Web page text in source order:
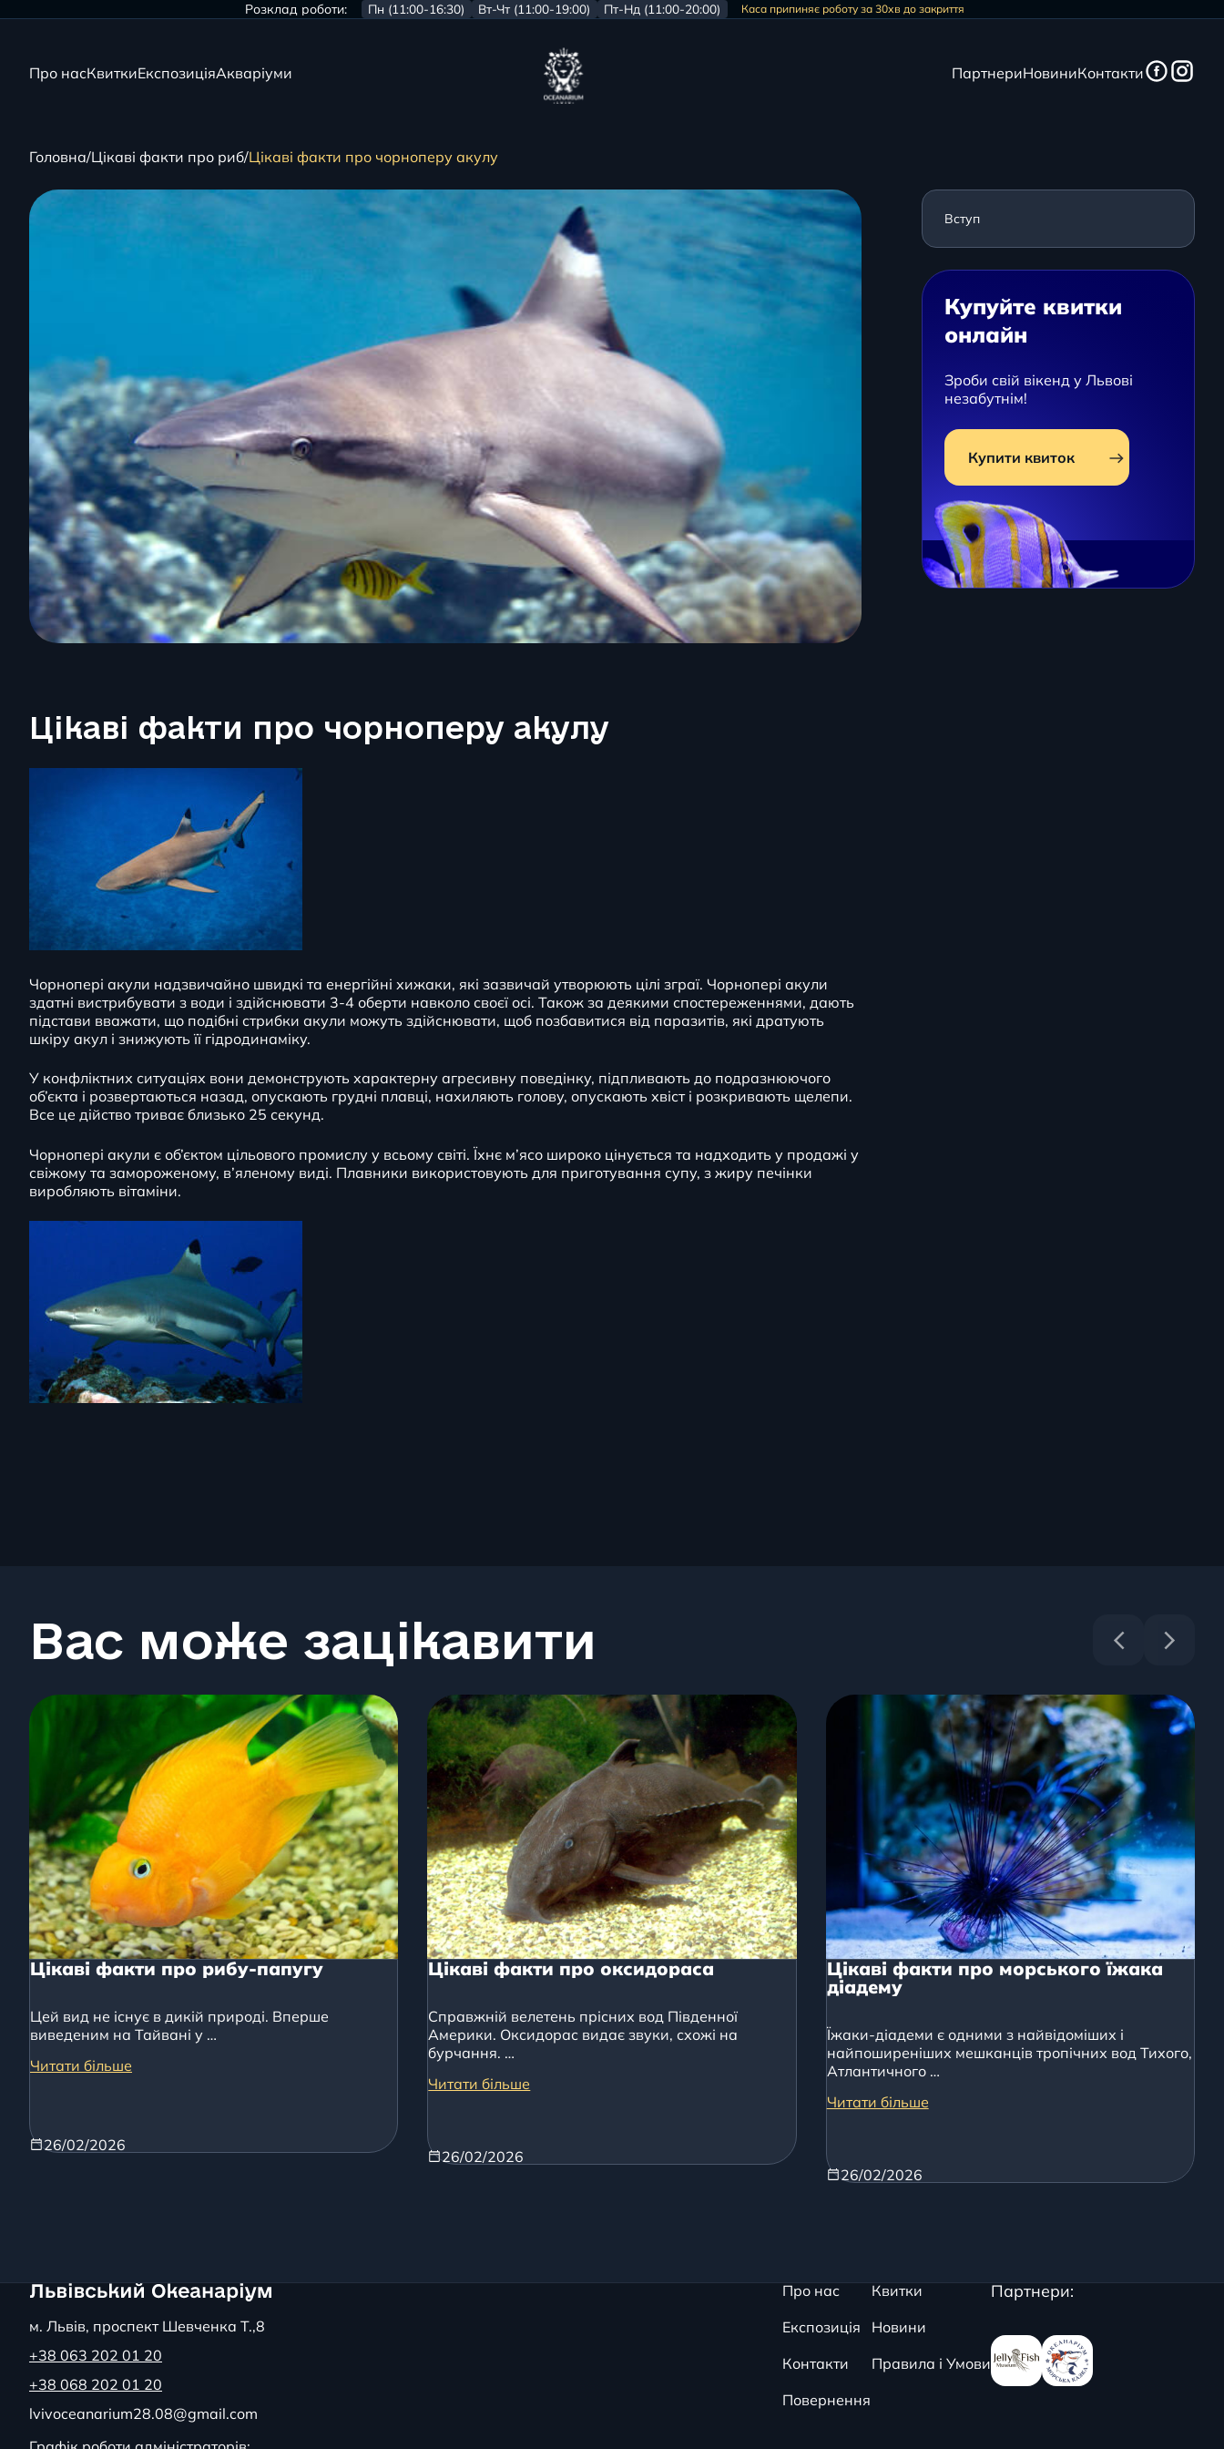
Про насКвиткиЕкспозиціяАкваріуми ПартнериНовиниКонтакти
Розклад роботи: Пн (11:00-16:30) Вт-Чт (11:00-19:00) Пт-Нд (11:00-20:00) Каса припиняє роботу за 30хв до закриття
Головна Цікаві факти про риб Цікаві факти про чорноперу акулу
Цікаві факти про чорноперу акулу
Чорнопері акули надзвичайно швидкі та енергійні хижаки, які зазвичай утворюють цілі зграї. Чорнопері акули
здатні вистрибувати з води і здійснювати 3-4 оберти навколо своєї осі. Також за деякими спостереженнями, дають
підстави вважати, що подібні стрибки акули можуть здійснювати, щоб позбавитися від паразитів, які дратують
шкіру акул і знижують її гідродинаміку.
У конфліктних ситуаціях вони демонструють характерну агресивну поведінку, підпливають до подразнюючого
об’єкта і розвертаються назад, опускають грудні плавці, нахиляють голову, опускають хвіст і розкривають щелепи.
Все це дійство триває близько 25 секунд.
Чорнопері акули є об’єктом цільового промислу у всьому світі. Їхнє м’ясо широко цінується та надходить у продажі у
свіжому та замороженому, в’яленому виді. Плавники використовують для приготування супу, з жиру печінки
виробляють вітаміни.
Вступ
Купуйте квитки
онлайн
Зроби свій вікенд у Львові
незабутнім!
Купити квиток
Вас може зацікавити
Цікаві факти про рибу-папугу
Цей вид не існує в дикій природі. Вперше
виведеним на Тайвані у …
Читати більше
26/02/2026
Цікаві факти про оксидораса
Справжній велетень прісних вод Південної
Америки. Оксидорас видає звуки, схожі на
бурчання. …
Читати більше
26/02/2026
Цікаві факти про морського їжака
діадему
Їжаки-діадеми є одними з найвідоміших і
найпоширеніших мешканців тропічних вод Тихого,
Атлантичного …
Читати більше
26/02/2026
м. Львів, проспект Шевченка Т.,8
+38 063 202 01 20
+38 068 202 01 20
lvivoceanarium28.08@gmail.com
Про нас
Квитки
Експозиція
Новини
Контакти
Правила і Умови
Повернення
Партнери: